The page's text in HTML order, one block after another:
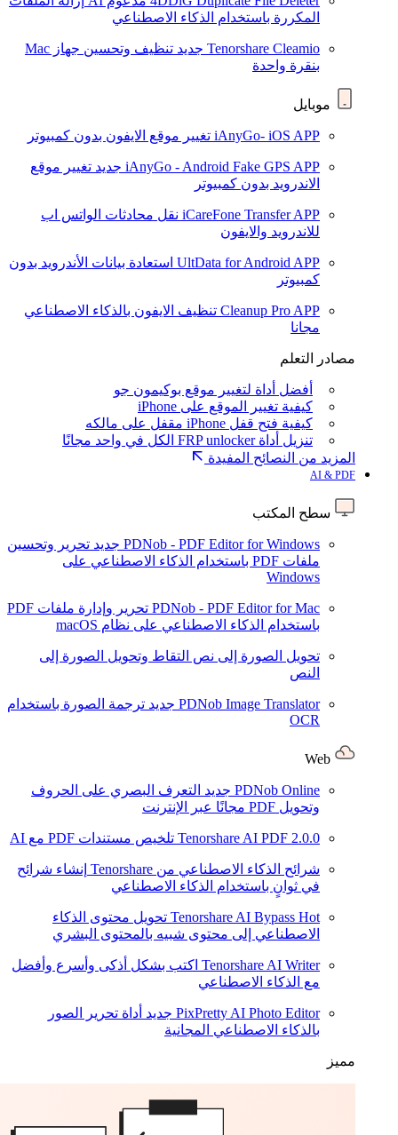
المكررة باستخدام الذكاء الاصطناعي
Tenorshare Cleamio جديد
تنظيف وتحسين جهاز Mac
بنقرة واحدة
موبايل
iAnyGo- iOS APP تغيير موقع الايفون بدون كمبيوتر
iAnyGo - Android Fake GPS APP جديد تغيير موقع
الاندرويد بدون كمبيوتر
iCareFone Transfer APP نقل محادثات الواتس اب
للاندرويد والايفون
UltData for Android APP استعادة بيانات الأندرويد بدون
كمبيوتر
Cleanup Pro APP تنظيف الايفون بالذكاء الاصطناعي
مجانا
مصادر التعلم
أفضل أداة لتغيير موقع بوكيمون جو
كيفية تغيير الموقع على iPhone
كيفية فتح قفل iPhone مقفل على مالكه
تنزيل أداة FRP unlocker الكل في واحد مجانًا
المزيد من النصائح المفيدة
AI & PDF
سطح المكتب
PDNob - PDF Editor for Windows جديد تحرير وتحسين
ملفات PDF باستخدام الذكاء الاصطناعي على
Windows
PDNob - PDF Editor for Mac
تحرير وإدارة ملفات PDF
باستخدام الذكاء الاصطناعي على نظام macOS
تحويل الصورة إلى نص التقاط وتحويل الصورة إلى
النص
PDNob Image Translator جديد ترجمة الصورة باستخدام
OCR
PDNob Online جديد التعرف البصري على الحروف
وتحويل PDF مجانًا عبر الإنترنت
Tenorshare AI PDF 2.0.0 تلخيص مستندات PDF مع AI
شرائح الذكاء الاصطناعي من Tenorshare
إنشاء شرائح
في ثوانٍ باستخدام الذكاء الاصطناعي
Tenorshare AI Bypass Hot
تحويل محتوى الذكاء
الاصطناعي إلى محتوى شبيه بالمحتوى البشري
Tenorshare AI Writer اكتب بشكل أذكى وأسرع وأفضل
مع الذكاء الاصطناعي
PixPretty AI Photo Editor جديد أداة تحرير الصور
بالذكاء الاصطناعي المجانية
مميز